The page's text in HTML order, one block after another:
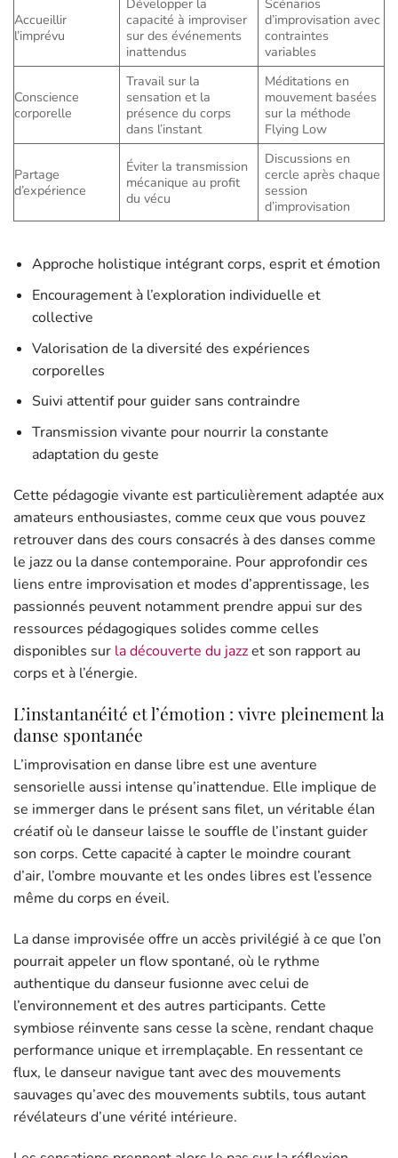
Accueillir
l’imprévu
capacité à improviser
sur des événements
inattendus
d’improvisation avec
contraintes
variables
Conscience
corporelle
Travail sur la
sensation et la
présence du corps
dans l’instant
Méditations en
mouvement basées
sur la méthode
Flying Low
Partage
d’expérience
Éviter la transmission
mécanique au profit
du vécu
Discussions en
cercle après chaque
session
d’improvisation
Approche holistique intégrant corps, esprit et émotion
Encouragement à l’exploration individuelle et
collective
Valorisation de la diversité des expériences
corporelles
Suivi attentif pour guider sans contraindre
Transmission vivante pour nourrir la constante
adaptation du geste
Cette pédagogie vivante est particulièrement adaptée aux
amateurs enthousiastes, comme ceux que vous pouvez
retrouver dans des cours consacrés à des danses comme
le jazz ou la danse contemporaine. Pour approfondir ces
liens entre improvisation et modes d’apprentissage, les
passionnés peuvent notamment prendre appui sur des
ressources pédagogiques solides comme celles
disponibles sur la découverte du jazzet son rapport au
corps et à l’énergie.
L’instantanéité et l’émotion : vivre pleinement la
danse spontanée
L’improvisation en danse libre est une aventure
sensorielle aussi intense qu’inattendue. Elle implique de
se immerger dans le présent sans filet, un véritable élan
créatif où le danseur laisse le souffle de l’instant guider
son corps. Cette capacité à capter le moindre courant
d’air, l’ombre mouvante et les ondes libres est l’essence
même du corps en éveil.
La danse improvisée offre un accès privilégié à ce que l’on
pourrait appeler un flow spontané, où le rythme
authentique du danseur fusionne avec celui de
l’environnement et des autres participants. Cette
symbiose réinvente sans cesse la scène, rendant chaque
performance unique et irremplaçable. En ressentant ce
flux, le danseur navigue tant avec des mouvements
sauvages qu’avec des mouvements subtils, tous autant
révélateurs d’une vérité intérieure.